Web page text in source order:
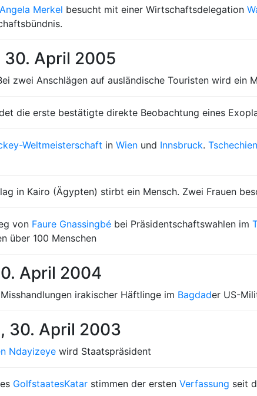
Angela Merkel besucht mit einer Wirtschaftsdelegation
30. April 2005
zwei Anschlägen auf ausländische Touristen wird ein
die erste bestätigte direkte Beobachtung eines
Weltmeisterschaft in Wien und Innsbruck. Tschechien
in Kairo (Ägypten) stirbt ein Mensch. Zwei Frauen
von Faure Gnassingbé bei Präsidentschaftswahlen im
über 100 Menschen
April 2004
irakischer Häftlinge im Bagdader US-
30. April 2003
Ndayizeye wird Staatspräsident
GolfstaatesKatar stimmen der ersten Verfassung seit